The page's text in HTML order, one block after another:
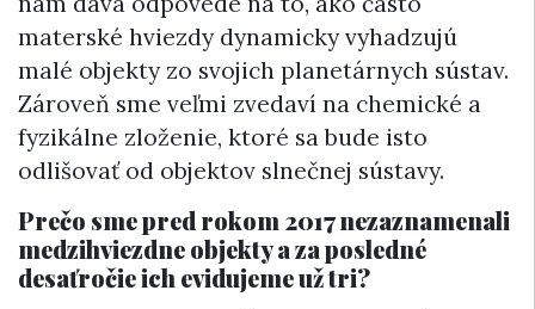
materské hviezdy dynamicky vyhadzujú
malé objekty zo svojich planetárnych sústav.
Zároveň sme veľmi zvedaví na chemické a
fyzikálne zloženie, ktoré sa bude isto
odlišovať od objektov slnečnej sústavy.
Prečo sme pred rokom 2017 nezaznamenali
medzihviezdne objekty a za posledné
desaťročie ich evidujeme už tri?